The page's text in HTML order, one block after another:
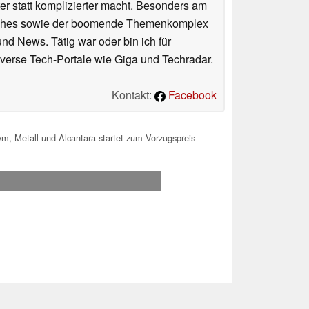
statt komplizierter macht. Besonders am
sowie der boomende Themenkomplex
News. Tätig war oder bin ich für
Tech-Portale wie Giga und Techradar.
Kontakt:
Facebook
Metall und Alcantara startet zum Vorzugspreis